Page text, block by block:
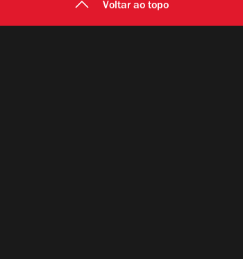
Voltar ao topo